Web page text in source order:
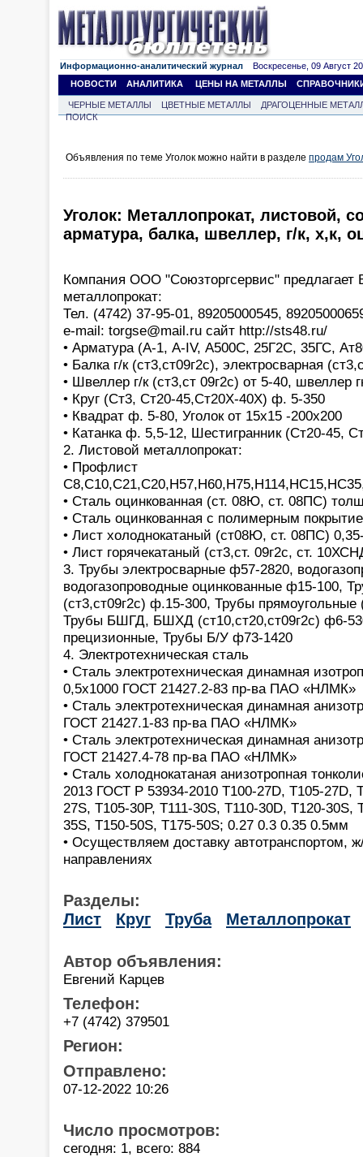
Информационно-аналитический журнал Воскресенье, 09 Август
НОВОСТИ
АНАЛИТИКА ЦЕНЫ НА МЕТАЛЛЫ
ЧЕРНЫЕ МЕТАЛЛЫ ЦВЕТНЫЕ МЕТАЛЛЫ
ДРАГОЦЕННЫЕ
ПОИСК
Объявления по теме Уголок можно найти в разделе продам
Уголок: Металлопрокат, листовой,
арматура, балка, швеллер, г/к, х,к,
Компания ООО "Союзторгсервис"
металлопрокат:
Тел. (4742) 37-95-01, 89205000545,
e-mail: torgse@mail.ru сайт http://sts48.ru/
• Арматура (А-1, А-IV, А500С, 25Г2С, 35ГС,
• Балка г/к (ст3,ст09г2с), электросварная
• Швеллер г/к (ст3,ст 09г2с) от 5-40, швеллер
• Круг (Ст3, Ст20-45,Ст20Х-40Х) ф. 5-350
• Квадрат ф. 5-80, Уголок от 15х15 -200х200
• Катанка ф. 5,5-12, Шестигранник (Ст20-45,
2. Листовой металлопрокат:
• Профлист
• Сталь оцинкованная (ст. 08Ю, ст. 08ПС)
• Сталь оцинкованная с полимерным
• Лист холоднокатаный (ст08Ю, ст. 08ПС)
• Лист горячекатаный (ст3,ст. 09г2с, ст.
3. Трубы электросварные ф57-2820,
водогазопроводные оцинкованные ф15-100,
(ст3,ст09г2с) ф.15-300, Трубы прямоугольные
Трубы БШГД, БШХД (ст10,ст20,ст09г2с) ф6-
прецизионные, Трубы Б/У ф73-1420
4. Электротехническая сталь
• Сталь электротехническая динамная
0,5х1000 ГОСТ 21427.2-83 пр-ва ПАО «НЛМК»
• Сталь электротехническая динамная
ГОСТ 21427.1-83 пр-ва ПАО «НЛМК»
• Сталь электротехническая динамная
ГОСТ 21427.4-78 пр-ва ПАО «НЛМК»
• Сталь холоднокатаная анизотропная
2013 ГОСТ Р 53934-2010 Т100-27D, T105-27D,
27S, T105-30P, T111-30S, T110-30D, T120-30S,
35S, T150-50S, T175-50S; 0.27 0.3 0.35 0.5мм
• Осуществляем доставку автотранспортом,
направлениях
Разделы:
Лист
Круг Труба Металлопрокат
Автор объявления:
Евгений Карцев
Телефон:
+7 (4742) 379501
Регион:
Отправлено:
07-12-2022 10:26
Число просмотров:
сегодня: 1, всего: 884